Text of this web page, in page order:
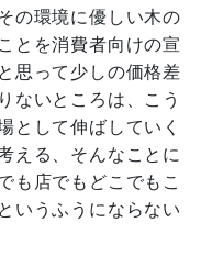
の環境に優しい木の
とを消費者向けの宣
思って少しの価格差
ないところは、こう
として伸ばしていく
える、そんなことに
も店でもどこでもこ
いうふうにならない